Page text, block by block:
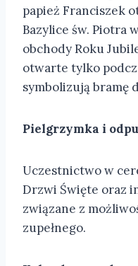
papież Franciszek
Bazylice św. Piotra
obchody Roku
otwarte tylko
symbolizują bramę
Pielgrzymka i
Uczestnictwo w
Drzwi Święte oraz
związane z
zupełnego.